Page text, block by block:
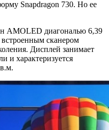
Snapdragon 730. Но ее
AMOLED диагональю 6,39
сканером
Дисплей занимает
и характеризуется